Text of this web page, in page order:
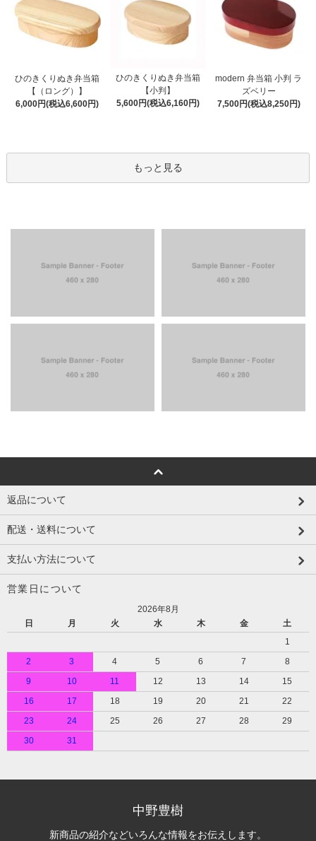
ひのきくりぬき弁当箱
【（ロング）】
6,000円(税込6,600円)
ひのきくりぬき弁当箱
【小判】
5,600円(税込6,160円)
modern 弁当箱 小判 ラ
ズベリー
7,500円(税込8,250円)
もっと見る
返品について
配送・送料について
支払い方法について
営業日について
2026年8月
日
月 火 水 木 金
土
1
2
3 4 5 6 7
8
9
10 11 12 13 14
15
16
17 18 19 20 21
22
23
24 25 26 27 28
29
30
31
中野豊樹
新商品の紹介などいろんな情報をお伝えします。